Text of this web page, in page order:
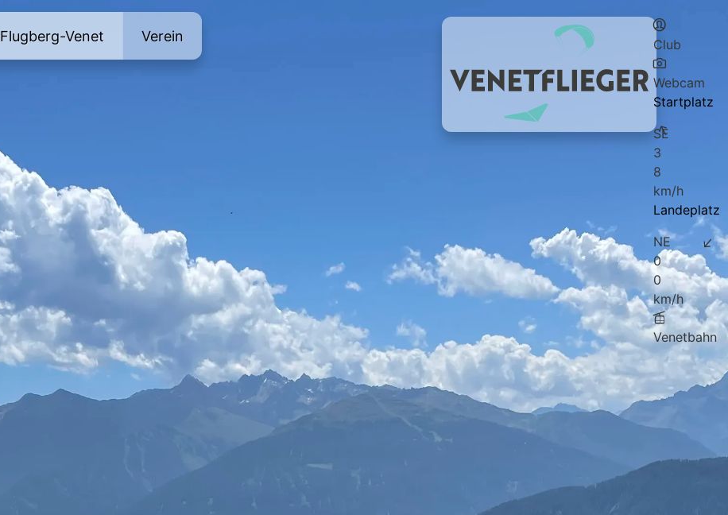
Flugberg-Venet Verein
Club
Webcam
Startplatz
SE
3
8
km/h
Landeplatz
NE
0
0
km/h
Venetbahn